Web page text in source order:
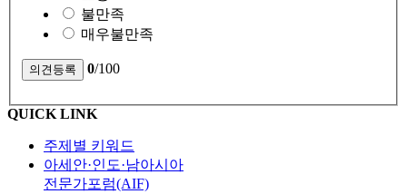
불만족
매우불만족
0/100
QUICK LINK
주제별 키워드
아세안·인도·남아시아
전문가포럼(AIF)